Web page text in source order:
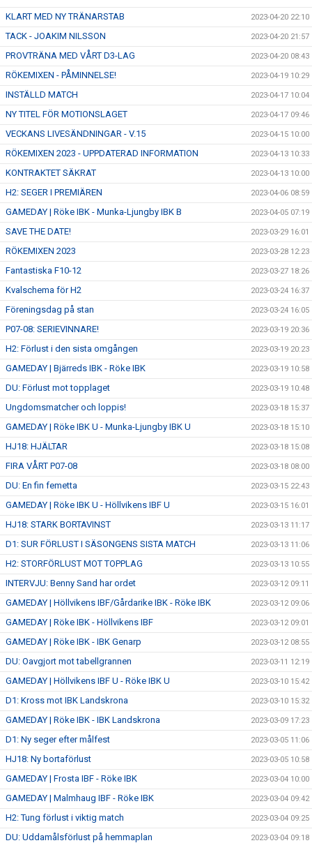
KLART MED NY TRÄNARSTAB 2023-04-20 22:10
TACK - JOAKIM NILSSON 2023-04-20 21:57
PROVTRÄNA MED VÅRT D3-LAG 2023-04-20 08:43
RÖKEMIXEN - PÅMINNELSE! 2023-04-19 10:29
INSTÄLLD MATCH 2023-04-17 10:04
NY TITEL FÖR MOTIONSLAGET 2023-04-17 09:46
VECKANS LIVESÄNDNINGAR - V.15 2023-04-15 10:00
RÖKEMIXEN 2023 - UPPDATERAD INFORMATION 2023-04-13 10:33
KONTRAKTET SÄKRAT 2023-04-13 10:00
H2: SEGER I PREMIÄREN 2023-04-06 08:59
GAMEDAY | Röke IBK - Munka-Ljungby IBK B 2023-04-05 07:19
SAVE THE DATE! 2023-03-29 16:01
RÖKEMIXEN 2023 2023-03-28 12:23
Fantastiska F10-12 2023-03-27 18:26
Kvalschema för H2 2023-03-24 16:37
Föreningsdag på stan 2023-03-24 16:05
P07-08: SERIEVINNARE! 2023-03-19 20:36
H2: Förlust i den sista omgången 2023-03-19 20:23
GAMEDAY | Bjärreds IBK - Röke IBK 2023-03-19 10:58
DU: Förlust mot topplaget 2023-03-19 10:48
Ungdomsmatcher och loppis! 2023-03-18 15:37
GAMEDAY | Röke IBK U - Munka-Ljungby IBK U 2023-03-18 15:10
HJ18: HJÄLTAR 2023-03-18 15:08
FIRA VÅRT P07-08 2023-03-18 08:00
DU: En fin femetta 2023-03-15 22:43
GAMEDAY | Röke IBK U - Höllvikens IBF U 2023-03-15 16:01
HJ18: STARK BORTAVINST 2023-03-13 11:17
D1: SUR FÖRLUST I SÄSONGENS SISTA MATCH 2023-03-13 11:06
H2: STORFÖRLUST MOT TOPPLAG 2023-03-13 10:55
INTERVJU: Benny Sand har ordet 2023-03-12 09:11
GAMEDAY | Höllvikens IBF/Gårdarike IBK - Röke IBK 2023-03-12 09:06
GAMEDAY | Röke IBK - Höllvikens IBF 2023-03-12 09:01
GAMEDAY | Röke IBK - IBK Genarp 2023-03-12 08:55
DU: Oavgjort mot tabellgrannen 2023-03-11 12:19
GAMEDAY | Höllvikens IBF U - Röke IBK U 2023-03-10 15:42
D1: Kross mot IBK Landskrona 2023-03-10 15:32
GAMEDAY | Röke IBK - IBK Landskrona 2023-03-09 17:23
D1: Ny seger efter målfest 2023-03-05 11:06
HJ18: Ny bortaförlust 2023-03-05 10:58
GAMEDAY | Frosta IBF - Röke IBK 2023-03-04 10:00
GAMEDAY | Malmhaug IBF - Röke IBK 2023-03-04 09:42
H2: Tung förlust i viktig match 2023-03-04 09:25
DU: Uddamålsförlust på hemmaplan 2023-03-04 09:18